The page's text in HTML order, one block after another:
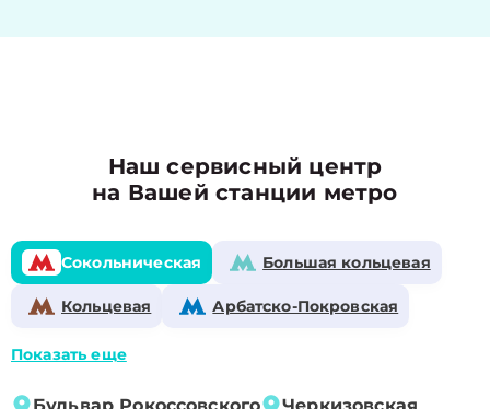
Наш сервисный центр
на Вашей станции метро
Сокольническая Большая кольцевая
Кольцевая Арбатско-Покровская
Показать еще
Бульвар Рокоссовского Черкизовская